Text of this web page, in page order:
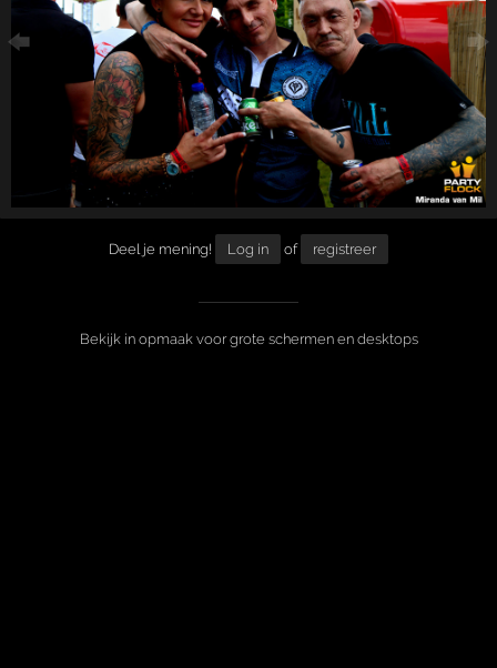
Deel je mening! Log in of registreer
Bekijk in opmaak voor grote schermen en desktops